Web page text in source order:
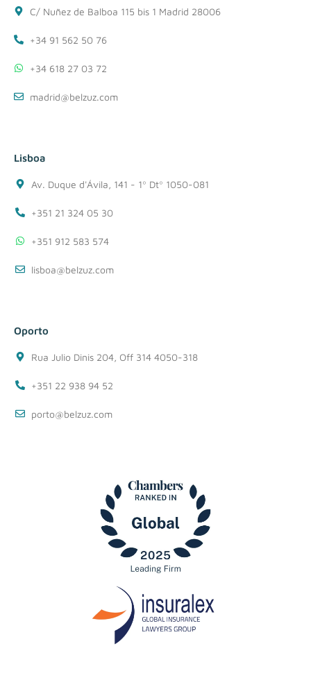
C/ Nuñez de Balboa 115 bis 1 Madrid 28006
+34 91 562 50 76
+34 618 27 03 72
madrid@belzuz.com
Lisboa
Av. Duque d'Ávila, 141 - 1º Dtº 1050-081
+351 21 324 05 30
+351 912 583 574
lisboa@belzuz.com
Oporto
Rua Julio Dinis 204, Off 314 4050-318
+351 22 938 94 52
porto@belzuz.com